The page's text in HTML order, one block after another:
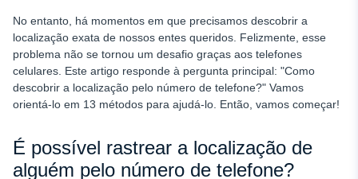
No entanto, há momentos em que precisamos descobrir a
localização exata de nossos entes queridos. Felizmente, esse
problema não se tornou um desafio graças aos telefones
celulares. Este artigo responde à pergunta principal: "Como
descobrir a localização pelo número de telefone?" Vamos
orientá-lo em 13 métodos para ajudá-lo. Então, vamos começar!
É possível rastrear a localização de
alguém pelo número de telefone?
Método 11: Use um rastreador de IMEI
Método 12: Rastrear o número de telefone com o Mobile
Tracker Free
Método 13: Rastrear a localização de um telefone
gratuitamente com o serviço da operadora de celular
PERGUNTAS FREQUENTES